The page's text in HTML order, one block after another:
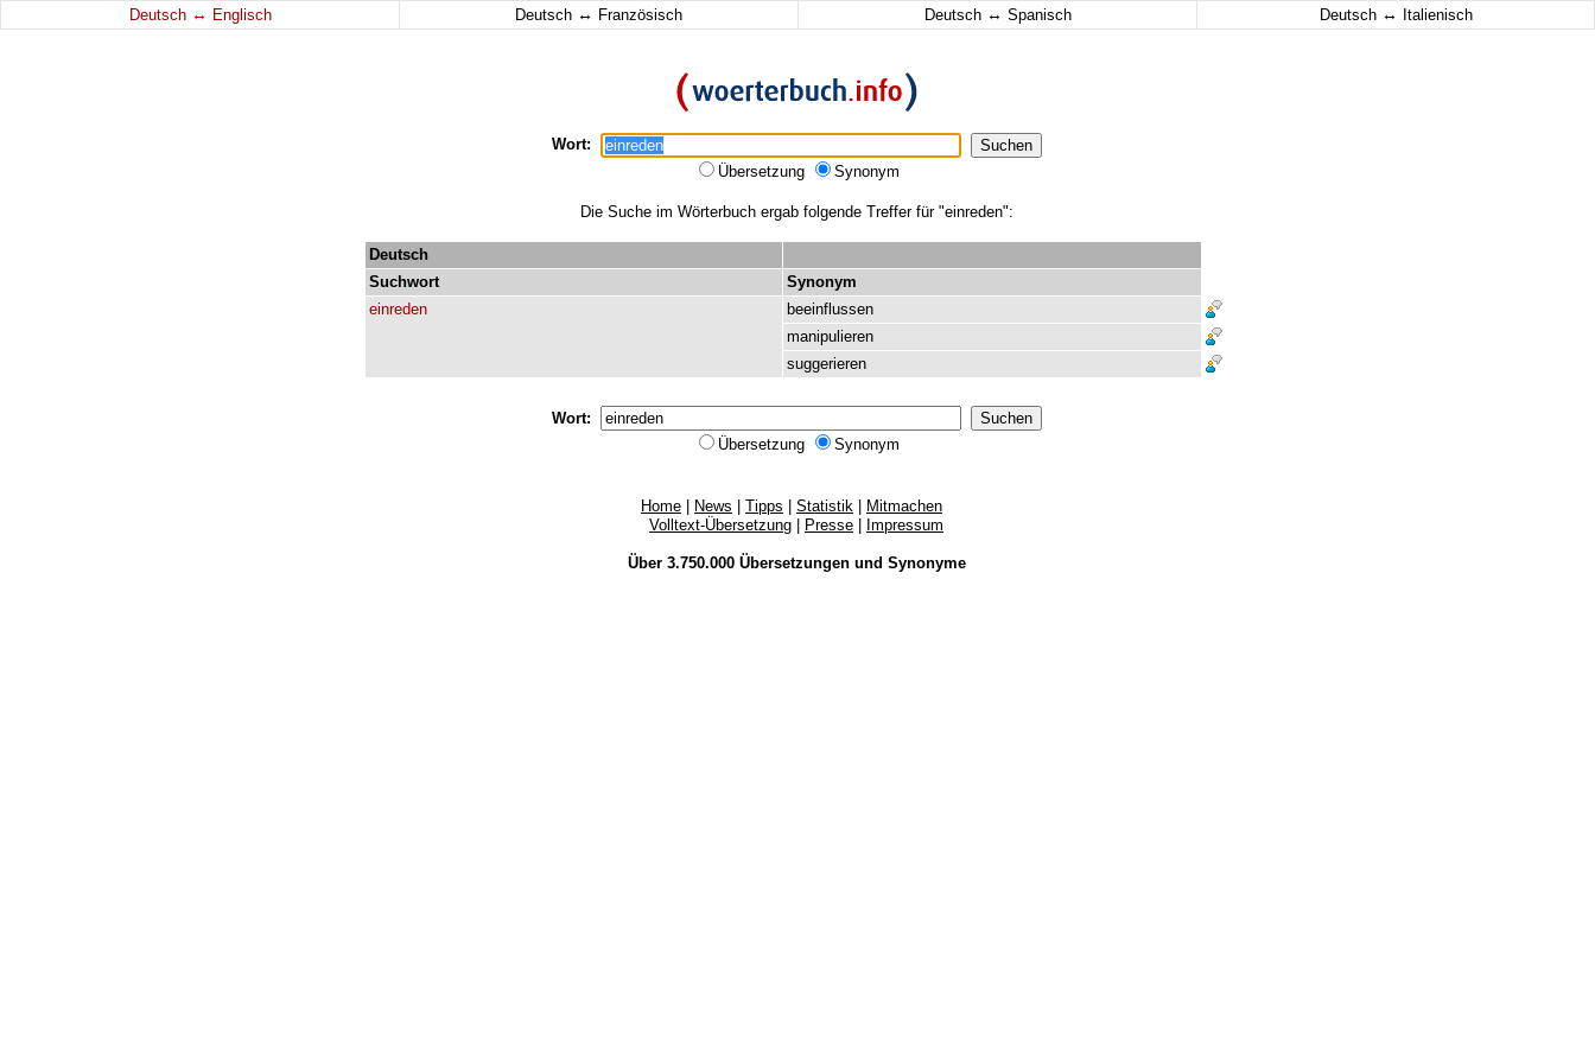
Deutsch ↔ Englisch Deutsch ↔ Französisch Deutsch ↔ Spanisch Deutsch ↔ Italienisch
Wort:
Übersetzung
Synonym
Die Suche im Wörterbuch ergab folgende Treffer für "einreden":
Deutsch
Suchwort
Synonym
einreden
beeinflussen
manipulieren
suggerieren
Wort:
Übersetzung
Synonym
Home News Tipps Statistik
Mitmachen
Volltext-Übersetzung
Presse Impressum
Über 3.750.000 Übersetzungenund Synonyme